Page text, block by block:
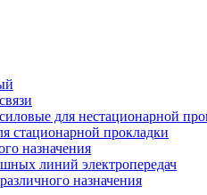
для нестационарной
стационарной прокладки
назначения
линий электропередач
назначения